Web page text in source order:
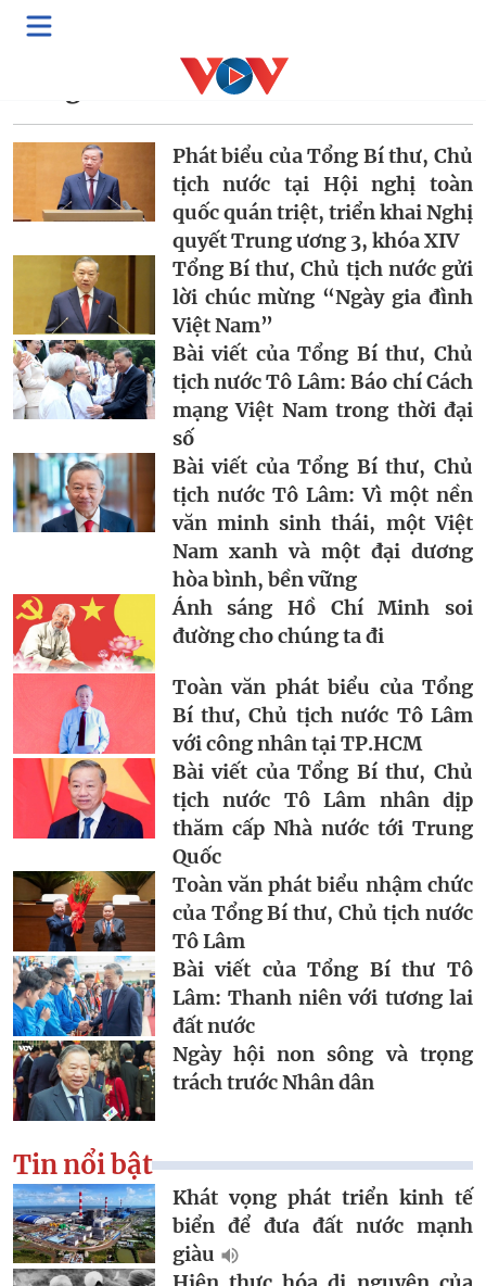
Tô Lâm
Phát biểu của Tổng Bí thư, Chủ
tịch nước tại Hội nghị toàn
quốc quán triệt, triển khai Nghị
quyết Trung ương 3, khóa XIV
Tổng Bí thư, Chủ tịch nước gửi
lời chúc mừng “Ngày gia đình
Việt Nam”
Bài viết của Tổng Bí thư, Chủ
tịch nước Tô Lâm: Báo chí Cách
mạng Việt Nam trong thời đại
số
Bài viết của Tổng Bí thư, Chủ
tịch nước Tô Lâm: Vì một nền
văn minh sinh thái, một Việt
Nam xanh và một đại dương
hòa bình, bền vững
Ánh sáng Hồ Chí Minh soi
đường cho chúng ta đi
Toàn văn phát biểu của Tổng
Bí thư, Chủ tịch nước Tô Lâm
với công nhân tại TP.HCM
Bài viết của Tổng Bí thư, Chủ
tịch nước Tô Lâm nhân dịp
thăm cấp Nhà nước tới Trung
Quốc
Toàn văn phát biểu nhậm chức
của Tổng Bí thư, Chủ tịch nước
Tô Lâm
Bài viết của Tổng Bí thư Tô
Lâm: Thanh niên với tương lai
đất nước
Ngày hội non sông và trọng
trách trước Nhân dân
Tin nổi bật
Khát vọng phát triển kinh tế
biển để đưa đất nước mạnh
giàu